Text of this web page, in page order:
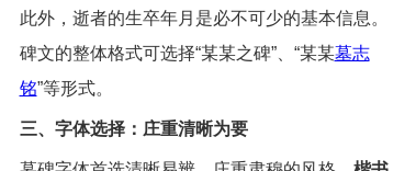
此外，逝者的生卒年月是必不可少的基本信息。
碑文的整体格式可选择“某某之碑”、“某某墓志
铭”等形式。
三、字体选择：庄重清晰为要